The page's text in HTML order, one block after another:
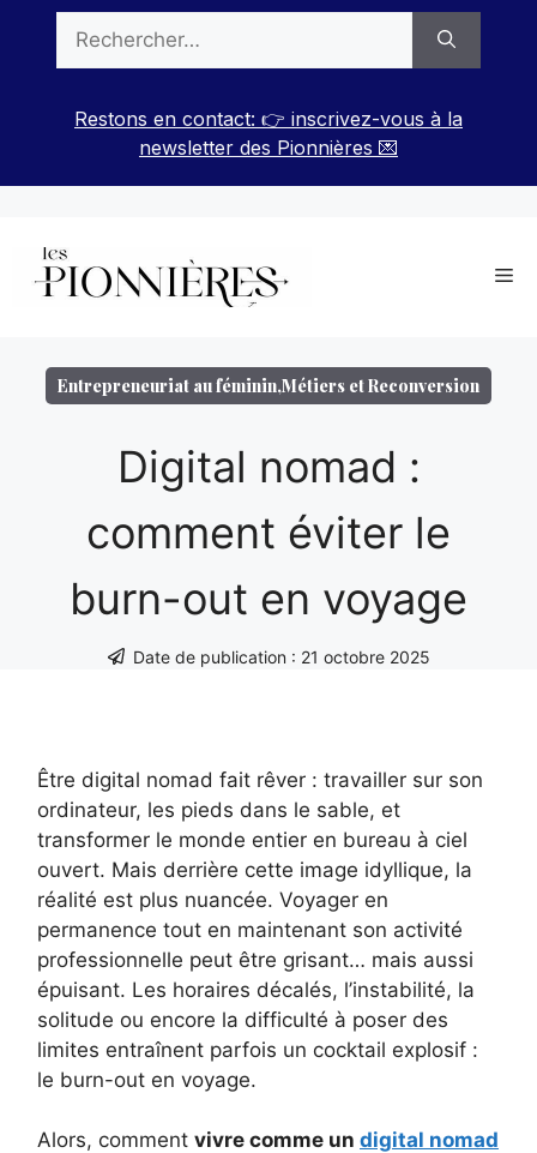
contenu
Restons en contact: 👉 inscrivez-vous à la
newsletter des Pionnières 💌
Entrepreneuriat au féminin,Métiers et Reconversion
Digital nomad :
comment éviter le
burn-out en voyage
Date de publication : 21 octobre 2025
Être digital nomad fait rêver : travailler sur son
ordinateur, les pieds dans le sable, et
transformer le monde entier en bureau à ciel
ouvert. Mais derrière cette image idyllique, la
réalité est plus nuancée. Voyager en
permanence tout en maintenant son activité
professionnelle peut être grisant… mais aussi
épuisant. Les horaires décalés, l’instabilité, la
solitude ou encore la difficulté à poser des
limites entraînent parfois un cocktail explosif :
le burn-out en voyage.
Alors, comment vivre comme un digital nomad